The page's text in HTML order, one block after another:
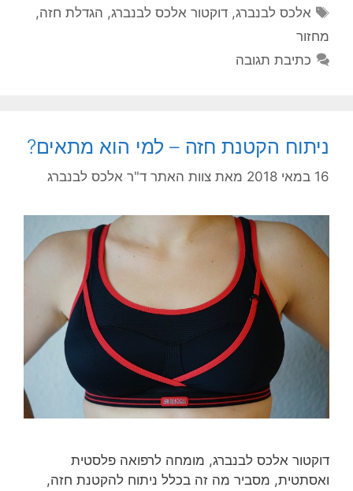
תגיות
אלכס לבנברג,דוקטור אלכס לבנברג, הגדלת חזה,
מחזור
כתיבת תגובה
ניתוח הקטנת חזה – למי הוא מתאים?
16 במאי 2018 מאת צוות האתר ד"ר אלכס לבנברג
דוקטור אלכס לבנברג, מומחה לרפואה פלסטית
ואסתטית, מסביר מה זה בכלל ניתוח להקטנת חזה,